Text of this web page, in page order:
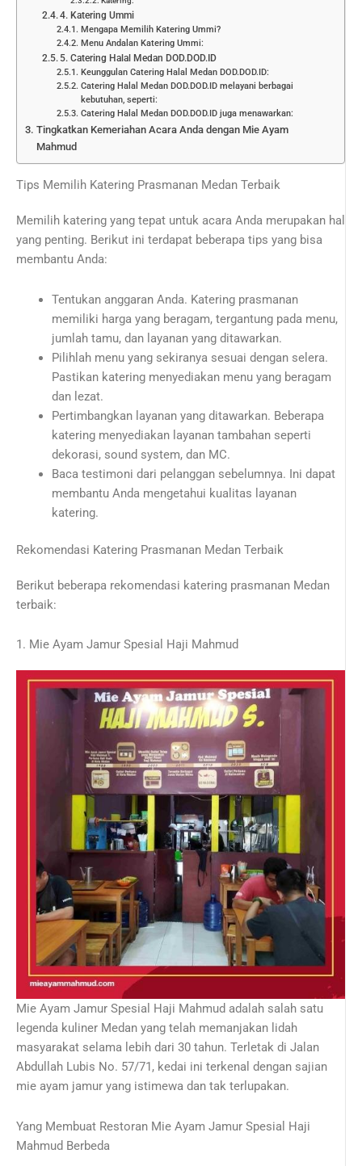
4. Katering Ummi
Mengapa Memilih Katering Ummi?
Menu Andalan Katering Ummi:
5. Catering Halal Medan DOD.DOD.ID
Keunggulan Catering Halal Medan DOD.DOD.ID:
Catering Halal Medan DOD.DOD.ID melayani berbagai
kebutuhan, seperti:
Catering Halal Medan DOD.DOD.ID juga menawarkan:
Tingkatkan Kemeriahan Acara Anda dengan Mie Ayam
Mahmud
Tips Memilih Katering Prasmanan Medan Terbaik
Memilih katering yang tepat untuk acara Anda merupakan hal
yang penting. Berikut ini terdapat beberapa tips yang bisa
membantu Anda:
Tentukan anggaran Anda. Katering prasmanan
memiliki harga yang beragam, tergantung pada menu,
jumlah tamu, dan layanan yang ditawarkan.
Pilihlah menu yang sekiranya sesuai dengan selera.
Pastikan katering menyediakan menu yang beragam
dan lezat.
Pertimbangkan layanan yang ditawarkan. Beberapa
katering menyediakan layanan tambahan seperti
dekorasi, sound system, dan MC.
Baca testimoni dari pelanggan sebelumnya. Ini dapat
membantu Anda mengetahui kualitas layanan
katering.
Rekomendasi Katering Prasmanan Medan Terbaik
Berikut beberapa rekomendasi katering prasmanan Medan
terbaik:
1. Mie Ayam Jamur Spesial Haji Mahmud
Mie Ayam Jamur Spesial Haji Mahmud adalah salah satu
legenda kuliner Medan yang telah memanjakan lidah
masyarakat selama lebih dari 30 tahun. Terletak di Jalan
Abdullah Lubis No. 57/71, kedai ini terkenal dengan sajian
mie ayam jamur yang istimewa dan tak terlupakan.
Yang Membuat Restoran Mie Ayam Jamur Spesial Haji
Mahmud Berbeda